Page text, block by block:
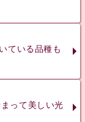
ている品種も
って美しい光